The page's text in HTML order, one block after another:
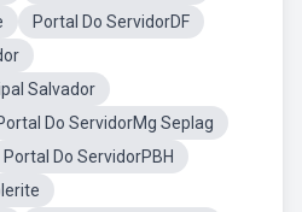
Portal Do ServidorDF
Salvador
Do ServidorMg Seplag
Portal Do ServidorPBH